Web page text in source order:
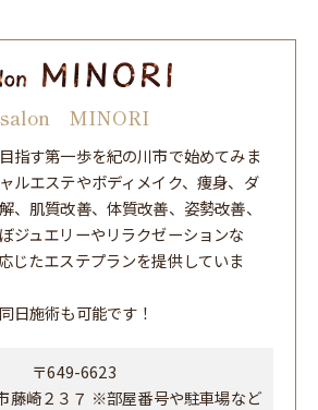
salon MINORI
指す第一歩を紀の川市で始めてみま
ルエステやボディメイク、痩身、ダ
、肌質改善、体質改善、姿勢改善、
ジュエリーやリラクゼーションな
じたエステプランを提供していま
日施術も可能です！
〒649-6623
藤崎２３７ ※部屋番号や駐車場など